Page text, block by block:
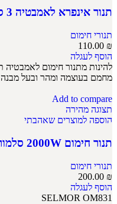
תנור אינפרא לאמבטיה 3 ספירלות
תנורי חימום
110.00 ₪
הוסף לעגלה
מחמם בעוצמה ומהר ובעל מבנה
Add to compare
תצוגה מהירה
הוספה למוצרים שאהבתי
תנור חימום 2000W סלמור – SELMOR
תנורי חימום
200.00 ₪
הוסף לעגלה
SELMOR OM831